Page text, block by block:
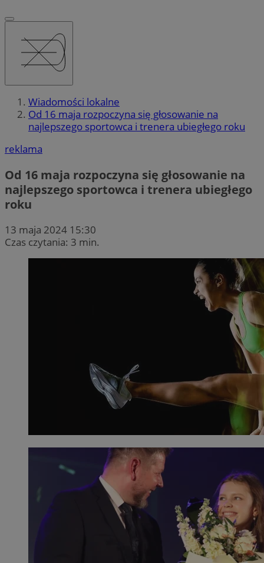
Wiadomości lokalne
Od 16 maja rozpoczyna się głosowanie na
najlepszego sportowca i trenera ubiegłego roku
reklama
Od 16 maja rozpoczyna się głosowanie na
najlepszego sportowca i trenera ubiegłego
roku
13 maja 2024 15:30
Czas czytania: 3 min.